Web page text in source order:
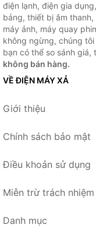
điện lạnh, điện gia
bảng, thiết bị âm
máy ảnh, máy quay
không ngừng, chúng
bạn có thể so sánh giá,
không bán hàng.
VỀ ĐIỆN MÁY XẢ
Giới thiệu
Chính sách bảo mật
Điều khoản sử dụng
Miễn trừ trách nhiệm
Danh mục